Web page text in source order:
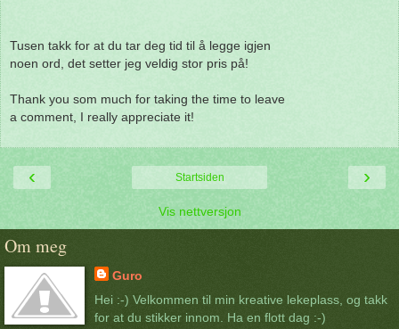
Tusen takk for at du tar deg tid til å legge igjen
noen ord, det setter jeg veldig stor pris på!
Thank you som much for taking the time to leave
a comment, I really appreciate it!
‹ ›
Startsiden
Vis nettversjon
Om meg
Guro
Hei :-) Velkommen til min kreative lekeplass, og takk
for at du stikker innom. Ha en flott dag :-)